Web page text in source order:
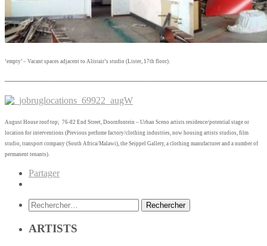
’empty’ – Vacant spaces adjacent to Alistair’s studio (Lister, 17th floor).
–––––––––––––––––––––––––––––––––––––––––––––––––
August House roof top; 76-82 End Street, Doornfontein – Urban Sceno artists residence/potential stage or
location for interventions (Previous perfume factory/clothing industries, now housing artists studios, film
studio, transport company (South Africa/Malawi), the Seippel Gallery, a clothing manufacturer and a number of
permanent tenants).
Partager
Rechercher :
ARTISTS